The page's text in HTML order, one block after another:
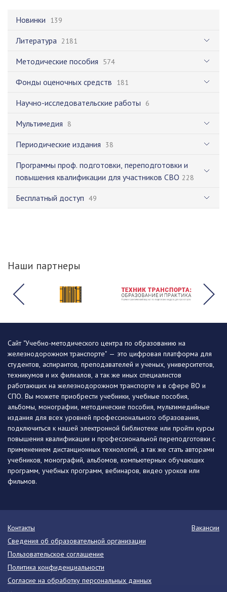
Новинки 139
Литература 2181
Методические пособия 574
Фонды оценочных средств 181
Научно-исследовательские работы 6
Мультимедия 8
Периодические издания 38
Программы проф. подготовки, переподготовки и
повышения квалификации для участников СВО 228
Бесплатный доступ 49
Наши партнеры
Сайт "Учебно-методического центра по образованию на
железнодорожном транспорте" — это цифровая платформа для
студентов, аспирантов, преподавателей и ученых, университетов,
техникумов и их филиалов, а так же иных специалистов
работающих на железнодорожном транспорте и в сфере ВО и
СПО. Вы можете приобрести учебники, учебные пособия,
альбомы, монографии, методические пособия, мультимедийные
издания для всех уровней профессионального образования,
подключиться к нашей электронной библиотеке или пройти курсы
повышения квалификации и профессиональной переподготовки с
применением дистанционных технологий, а так же стать авторами
учебников, монографий, альбомов, компьютерных обучающих
программ, учебных программ, вебинаров, видео уроков или
фильмов.
Контакты
Вакансии
Сведения об образовательной организации
Пользовательское соглашение
Политика конфиденциальности
Согласие на обработку персональных данных